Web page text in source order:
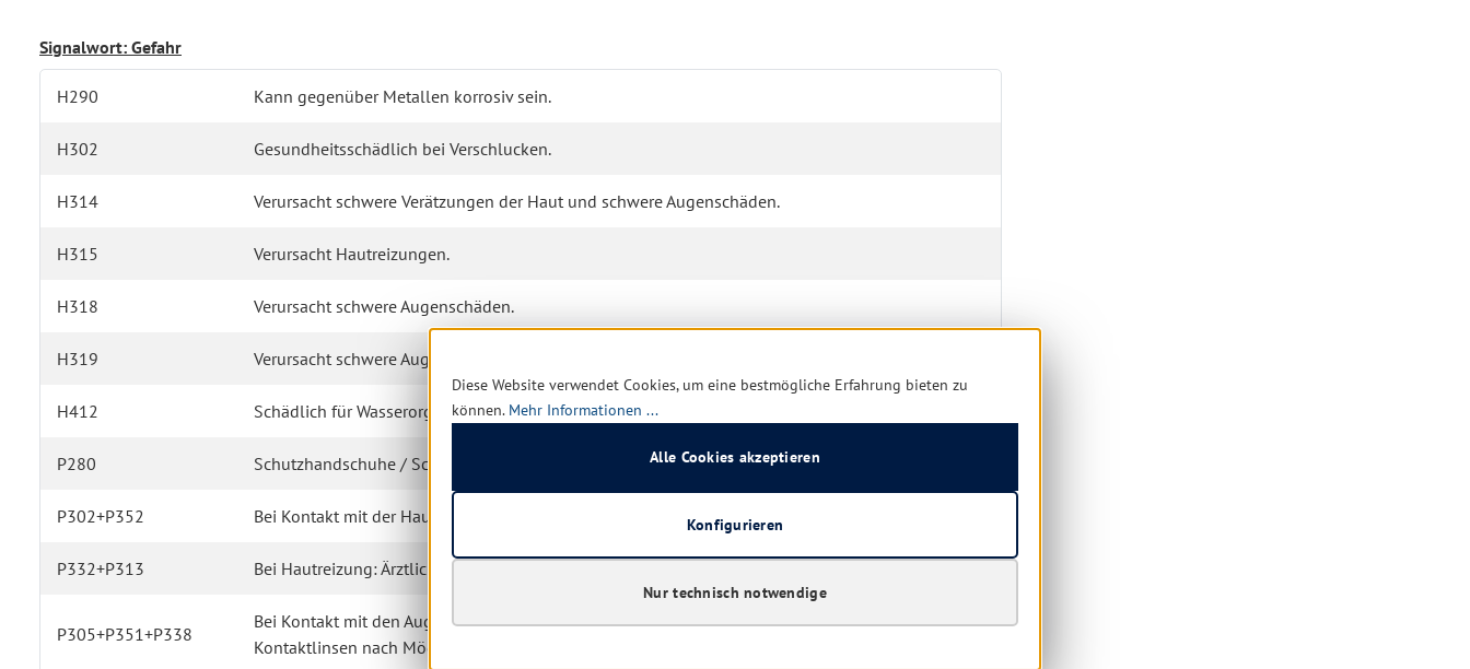
Signalwort: Gefahr
H290 Kann gegenüber Metallen korrosiv sein.
H302 Gesundheitsschädlich bei Verschlucken.
H314 Verursacht schwere Verätzungen der Haut und schwere Augenschäden.
H315 Verursacht Hautreizungen.
H318 Verursacht schwere Augenschäden.
H319 Verursacht schwere Augenreizung.
H412 Schädlich für Wasserorganismen, mit langfristiger Wirkung.
P280 Schutzhandschuhe / Schutzkleidung / Augenschutz / Gesichtsschutz tragen.
P302+P352 Bei Kontakt mit der Haut: Mit viel Wasser und Seife waschen
P332+P313 Bei Hautreizung: Ärztlichen Rat einholen / ärztliche Hilfe hinzuziehen.
P305+P351+P338
Bei Kontakt mit den Augen: Einige Minuten lang behutsam mit Wasser spülen. Vorhandene
Kontaktlinsen nach Möglichkeit entfernen. Weiter spülen
Diese Website verwendet Cookies, um eine bestmögliche Erfahrung bieten zu
können. Mehr Informationen ...
Nur technisch notwendige
Konfigurieren
Alle Cookies akzeptieren